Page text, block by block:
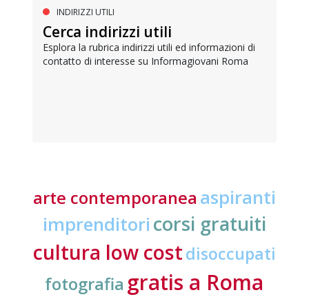
INDIRIZZI UTILI
Cerca indirizzi utili
Esplora la rubrica indirizzi utili ed informazioni di
contatto di interesse su Informagiovani Roma
arte contemporanea aspiranti
imprenditori corsi gratuiti
cultura low costdisoccupati
fotografia gratis a Roma